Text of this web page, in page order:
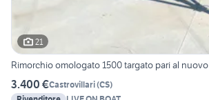
21
Rimorchio omologato 1500 targato pari al nuovo
3.400 €Castrovillari(CS)